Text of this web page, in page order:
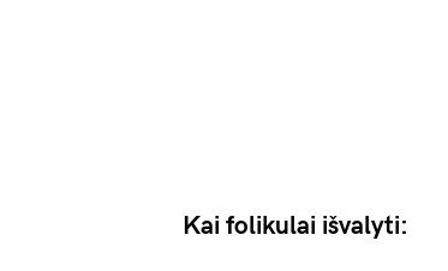
Kai folikulai išvalyti: